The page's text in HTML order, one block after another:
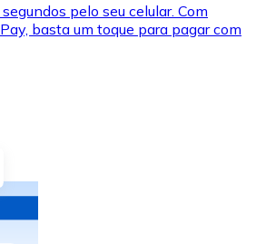
com dinheiro e outros
pelo seu celular. Com
basta um toque para pagar com